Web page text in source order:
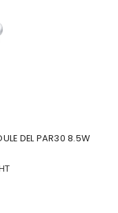
DEL PAR30 8.5W